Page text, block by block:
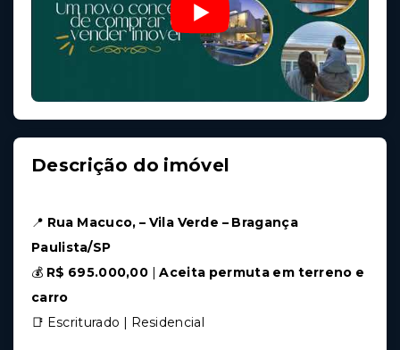
Descrição do imóvel
📍 Rua Macuco, – Vila Verde – Bragança
Paulista/SP
💰 R$ 695.000,00 |Aceita permuta em terreno e
carro
📑 Escriturado | Residencial